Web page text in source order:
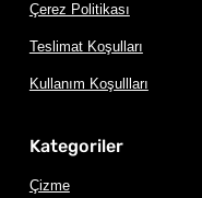
Çerez Politikası
Teslimat Koşulları
Kullanım Koşullları
Kategoriler
Çizme